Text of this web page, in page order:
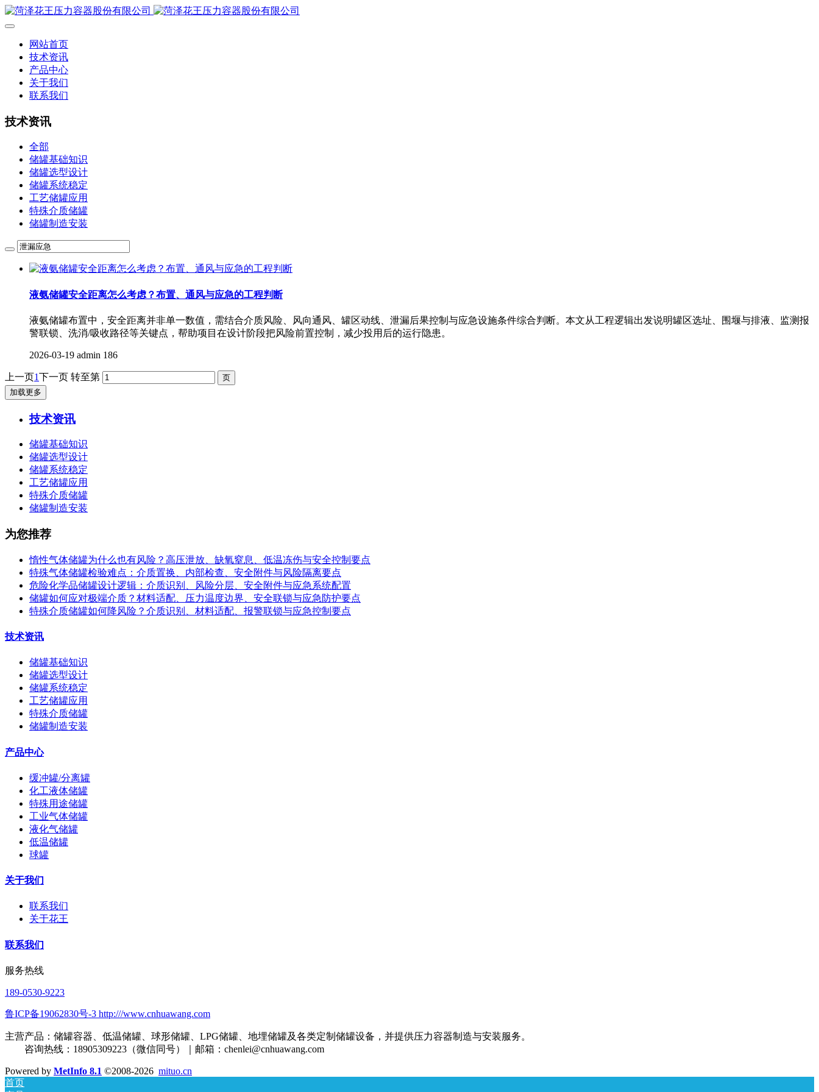
网站首页
技术资讯
产品中心
关于我们
联系我们
技术资讯
全部
储罐基础知识
储罐选型设计
储罐系统稳定
工艺储罐应用
特殊介质储罐
储罐制造安装
液氨储罐安全距离怎么考虑？布置、通风与应急的工程判断
液氨储罐布置中，安全距离并非单一数值，需结合介质风险、风向通风、罐区动线、泄漏后果控制与应急设施条件综合判断。本文从工程逻辑出发说明罐区选址、围堰与排液、监测报
警联锁、洗消/吸收路径等关键点，帮助项目在设计阶段把风险前置控制，减少投用后的运行隐患。
2026-03-19 admin 186
上一页1下一页 转至第
加载更多
技术资讯
储罐基础知识
储罐选型设计
储罐系统稳定
工艺储罐应用
特殊介质储罐
储罐制造安装
为您推荐
惰性气体储罐为什么也有风险？高压泄放、缺氧窒息、低温冻伤与安全控制要点
特殊气体储罐检验难点：介质置换、内部检查、安全附件与风险隔离要点
危险化学品储罐设计逻辑：介质识别、风险分层、安全附件与应急系统配置
储罐如何应对极端介质？材料适配、压力温度边界、安全联锁与应急防护要点
特殊介质储罐如何降风险？介质识别、材料适配、报警联锁与应急控制要点
技术资讯
储罐基础知识
储罐选型设计
储罐系统稳定
工艺储罐应用
特殊介质储罐
储罐制造安装
产品中心
缓冲罐/分离罐
化工液体储罐
特殊用途储罐
工业气体储罐
液化气储罐
低温储罐
球罐
关于我们
联系我们
关于花王
联系我们
服务热线
189-0530-9223
鲁ICP备19062830号-3 http:///www.cnhuawang.com
主营产品：储罐容器、低温储罐、球形储罐、LPG储罐、地埋储罐及各类定制储罐设备，并提供压力容器制造与安装服务。
咨询热线：18905309223（微信同号）｜邮箱： chenlei@cnhuawang.com
Powered by MetInfo 8.1 ©2008-2026 mituo.cn
首页